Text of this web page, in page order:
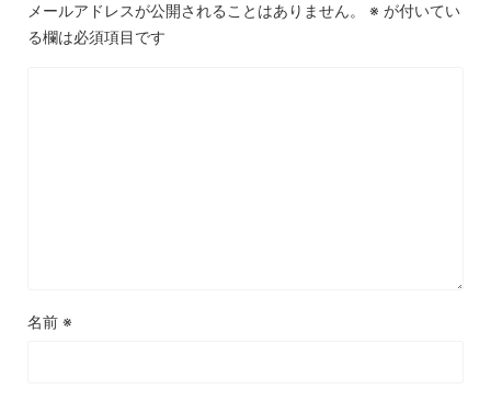
メールアドレスが公開されることはありません。 ※ が付いてい
る欄は必須項目です
名前 ※